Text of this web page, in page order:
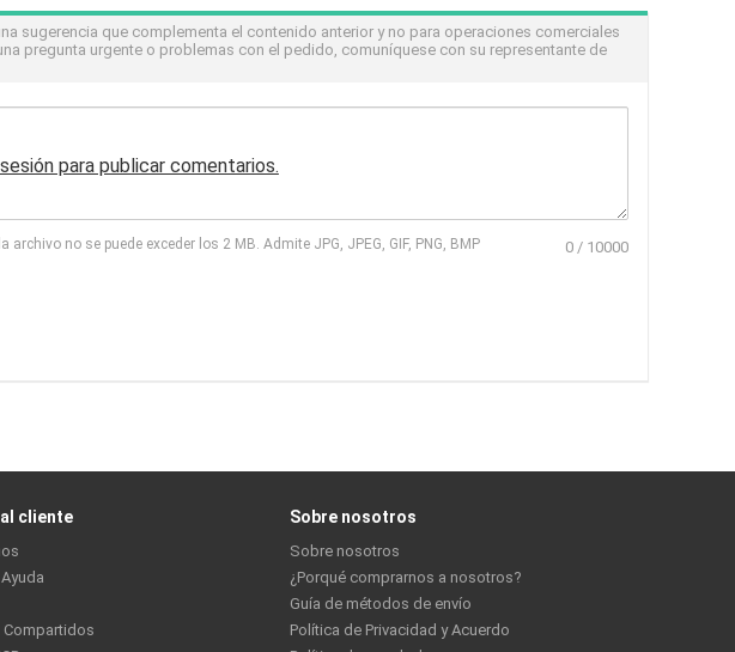
sugerencia que complementa el contenido anterior y no para operaciones comerciales
pregunta urgente o problemas con el pedido, comuníquese con su representante de
para publicar comentarios.
no se puede exceder los 2 MB. Admite JPG, JPEG, GIF, PNG, BMP 0 / 10000
cliente
Compartidos
Sobre nosotros
Sobre nosotros
¿Porqué comprarnos a nosotros?
Guía de métodos de envío
Política de Privacidad y Acuerdo